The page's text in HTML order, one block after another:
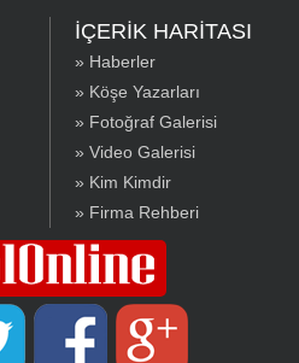
İÇERİK HARİTASI
» Haberler
» Köşe Yazarları
» Fotoğraf Galerisi
» Video Galerisi
» Kim Kimdir
» Firma Rehberi